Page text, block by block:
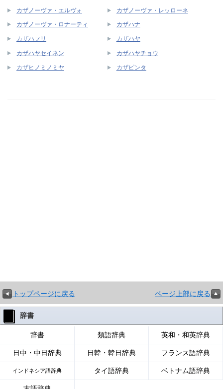
カザノーヴァ・エルヴォ カザノーヴァ・レッローネ
カザノーヴァ・ロナーティ カザハナ
カザハフリ カザハヤ
カザハヤセイネン カザハヤチョウ
カザヒノミノミヤ カザピンタ
トップページに戻る ページ上部に戻る
辞書
辞書 類語辞典 英和・和英辞典
日中・中日辞典 日韓・韓日辞典 フランス語辞典
インドネシア語辞典 タイ語辞典 ベトナム語辞典